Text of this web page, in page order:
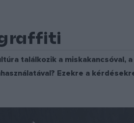
találkozik a miskakancsóval,
Ezekre a